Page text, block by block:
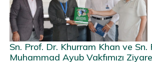
Sn. Prof. Dr. Khurram Khan ve Sn.
Muhammad Ayub Vakfımızı